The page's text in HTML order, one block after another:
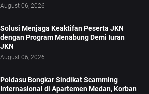
August 06, 2026
Solusi Menjaga Keaktifan Peserta JKN
dengan Program Menabung Demi Iuran
JKN
August 06, 2026
Poldasu Bongkar Sindikat Scamming
Internasional di Apartemen Medan, Korban